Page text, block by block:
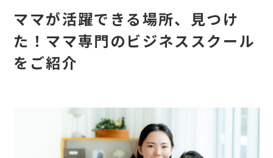
ママが活躍できる場所、見つけ
た！ママ専門のビジネススクール
をご紹介